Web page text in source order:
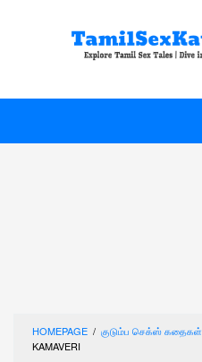
HOMEPAGE / குடும்ப செக்ஸ் கதைகள்
KAMAVERI